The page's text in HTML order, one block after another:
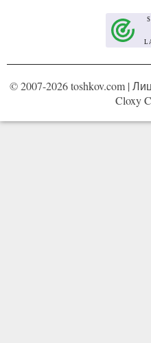
© 2007-2026 toshkov.com |
Cloxy